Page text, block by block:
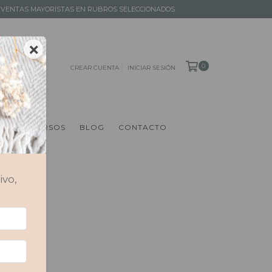
MAYORISTAS EN RUBROS SELECCIONADOS
CREAR CUENTA INICIAR SESIÓN 0
RECURSOS BLOG CONTACTO
×